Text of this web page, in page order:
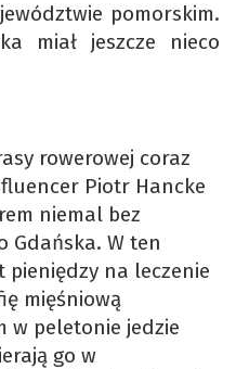
pomorskim.
miał jeszcze nieco
rowerowej coraz
Piotr Hancke
niemal bez
Gdańska. W ten
pieniędzy na leczenie
mięśniową
w peletonie jedzie
go w